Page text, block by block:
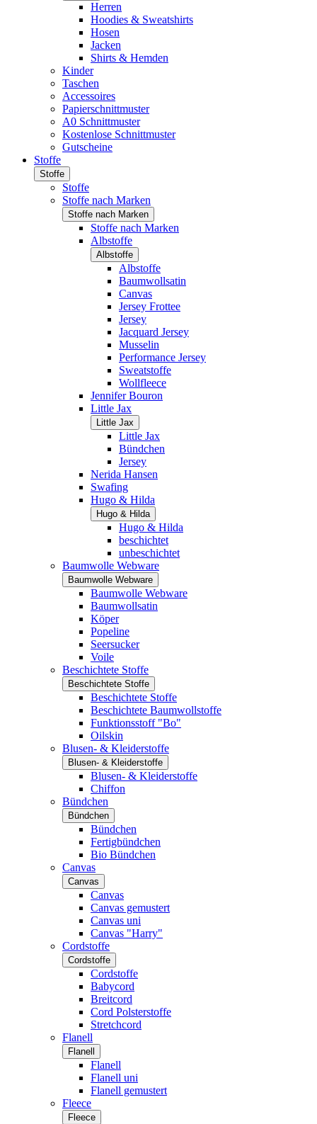
Herren
Hoodies & Sweatshirts
Hosen
Jacken
Shirts & Hemden
Kinder
Taschen
Accessoires
Papierschnittmuster
A0 Schnittmuster
Kostenlose Schnittmuster
Gutscheine
Stoffe
Stoffe
Stoffe
Stoffe nach Marken
Stoffe nach Marken
Stoffe nach Marken
Albstoffe
Albstoffe
Albstoffe
Baumwollsatin
Canvas
Jersey Frottee
Jersey
Jacquard Jersey
Musselin
Performance Jersey
Sweatstoffe
Wollfleece
Jennifer Bouron
Little Jax
Little Jax
Little Jax
Bündchen
Jersey
Nerida Hansen
Swafing
Hugo & Hilda
Hugo & Hilda
Hugo & Hilda
beschichtet
unbeschichtet
Baumwolle Webware
Baumwolle Webware
Baumwolle Webware
Baumwollsatin
Köper
Popeline
Seersucker
Voile
Beschichtete Stoffe
Beschichtete Stoffe
Beschichtete Stoffe
Beschichtete Baumwollstoffe
Funktionsstoff "Bo"
Oilskin
Blusen- & Kleiderstoffe
Blusen- & Kleiderstoffe
Blusen- & Kleiderstoffe
Chiffon
Bündchen
Bündchen
Bündchen
Fertigbündchen
Bio Bündchen
Canvas
Canvas
Canvas
Canvas gemustert
Canvas uni
Canvas "Harry"
Cordstoffe
Cordstoffe
Cordstoffe
Babycord
Breitcord
Cord Polsterstoffe
Stretchcord
Flanell
Flanell
Flanell
Flanell uni
Flanell gemustert
Fleece
Fleece